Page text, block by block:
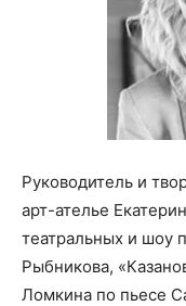
Руководитель и
арт-ателье
театральных и шоу
Рыбникова,
Ломкина по пьесе